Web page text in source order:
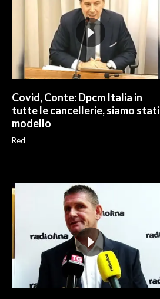
Covid, Conte: Dpcm Italia in
tutte le cancellerie, siamo stati
modello
Red